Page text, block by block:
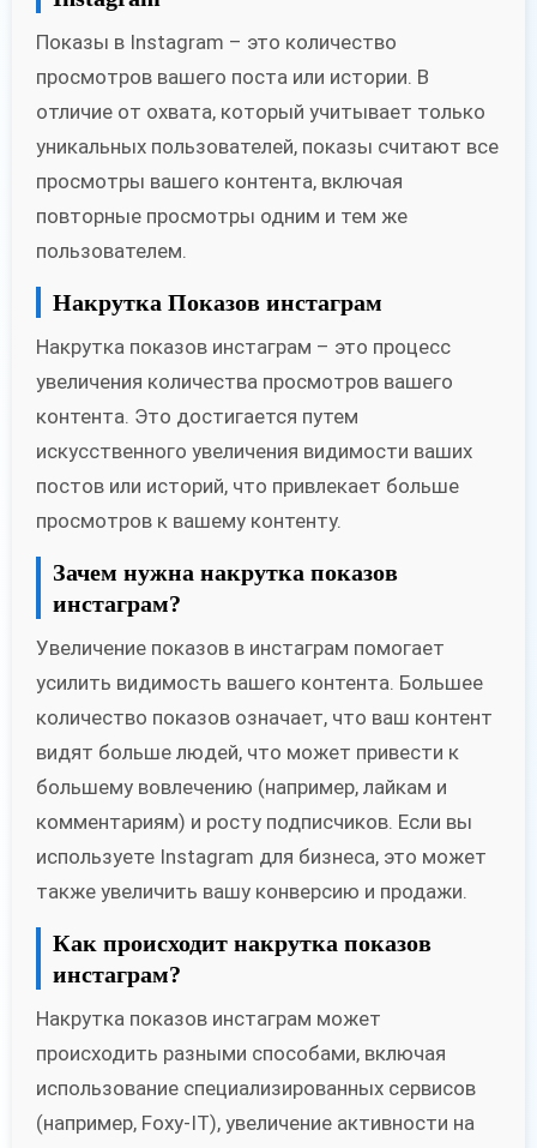
Показы в Instagram – это количество
просмотров вашего поста или истории. В
отличие от охвата, который учитывает только
уникальных пользователей, показы считают все
просмотры вашего контента, включая
повторные просмотры одним и тем же
пользователем.
Накрутка Показов инстаграм
Накрутка показов инстаграм – это процесс
увеличения количества просмотров вашего
контента. Это достигается путем
искусственного увеличения видимости ваших
постов или историй, что привлекает больше
просмотров к вашему контенту.
Зачем нужна накрутка показов
инстаграм?
Увеличение показов в инстаграм помогает
усилить видимость вашего контента. Большее
количество показов означает, что ваш контент
видят больше людей, что может привести к
большему вовлечению (например, лайкам и
комментариям) и росту подписчиков. Если вы
используете Instagram для бизнеса, это может
также увеличить вашу конверсию и продажи.
Как происходит накрутка показов
инстаграм?
Накрутка показов инстаграм может
происходить разными способами, включая
использование специализированных сервисов
(например, Foxy-IT), увеличение активности на